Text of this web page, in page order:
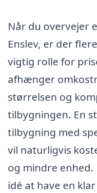
Når du overvejer
Enslev, er der
vigtig rolle for
afhænger
størrelsen og
tilbygningen. En
tilbygning med
vil naturligvis
og mindre
idé at have en